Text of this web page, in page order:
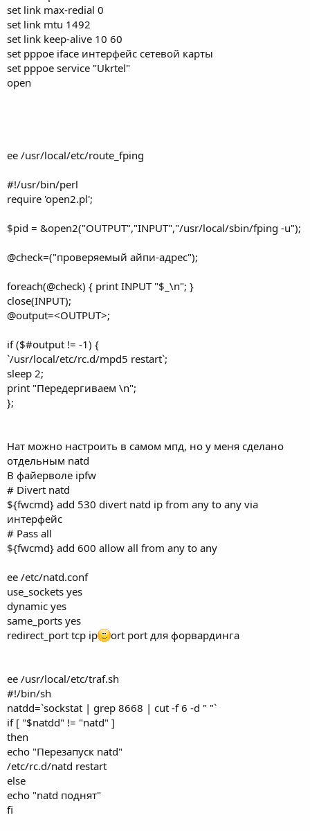
set link max-redial 0
set link mtu 1492
set link keep-alive 10 60
set pppoe iface интерфейс сетевой карты
set pppoe service "Ukrtel"
open
ee /usr/local/etc/route_fping
#!/usr/bin/perl
require 'open2.pl';
$pid = &open2("OUTPUT","INPUT","/usr/local/sbin/fping -u");
@check=("проверяемый айпи-адрес");
foreach(@check) { print INPUT "$_\n"; }
close(INPUT);
@output=<OUTPUT>;
if ($#output != -1) {
`/usr/local/etc/rc.d/mpd5 restart`;
sleep 2;
print "Передергиваем \n";
};
Нат можно настроить в самом мпд, но у меня сделано
отдельным natd
В файерволе ipfw
# Divert natd
${fwcmd} add 530 divert natd ip from any to any via
интерфейс
# Pass all
${fwcmd} add 600 allow all from any to any
ee /etc/natd.conf
use_sockets yes
dynamic yes
same_ports yes
redirect_port tcp ip
ort port для форвардинга
ee /usr/local/etc/traf.sh
#!/bin/sh
natdd=`sockstat | grep 8668 | cut -f 6 -d " "`
if [ "$natdd" != "natd" ]
then
echo "Перезапуск natd"
/etc/rc.d/natd restart
else
echo "natd поднят"
fi